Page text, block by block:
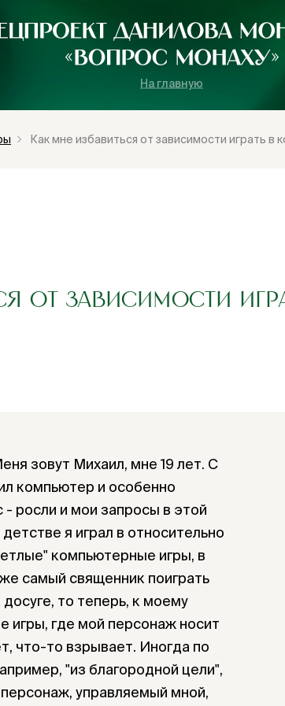
На главную
Как мне избавиться от зависимости играть в
ОТ ЗАВИСИМОСТИ
зовут Михаил, мне 19 лет. С
компьютер и особенно
росли и мои запросы в этой
я играл в относительно
компьютерные игры, в
самый священник поиграть
то теперь, к моему
игры, где мой персонаж носит
что-то взрывает. Иногда по
"из благородной цели",
персонаж, управляемый мной,